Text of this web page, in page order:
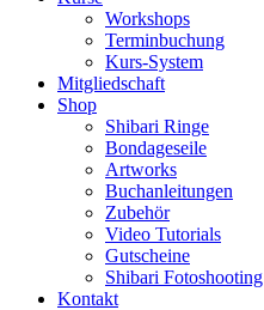
Workshops
Terminbuchung
Kurs-System
Mitgliedschaft
Shop
Shibari Ringe
Bondageseile
Artworks
Buchanleitungen
Zubehör
Video Tutorials
Gutscheine
Shibari Fotoshooting
Kontakt